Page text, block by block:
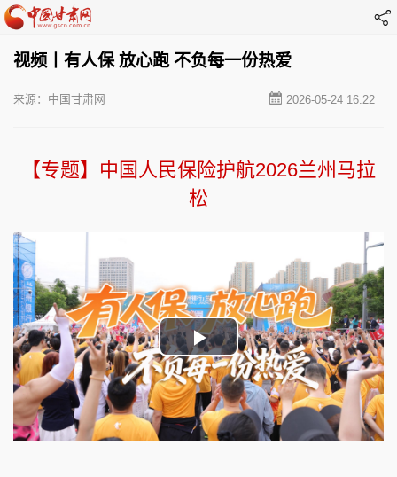
视频丨有人保 放心跑 不负每一份热爱
2026-05-24 16:22
来源：中国甘肃网
【专题】中国人民保险护航2026兰州马拉
松
Play
Video